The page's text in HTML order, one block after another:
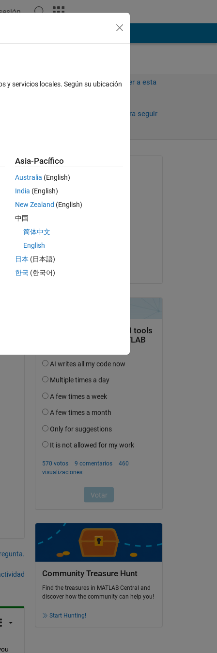
Iniciar sesión para responder a esta
Iniciar sesión para seguir
Ali Asghar
el 19 de Sept. de 2019
el 23 de Sept. de 2019
Aceptada:
Community Treasure Hunt
Find the treasures in MATLAB Central and
discover how the community can help you!
Start Hunting!
y servicios locales. Según su ubicación
Asia-Pacífico
Australia (English)
India (English)
New Zealand (English)
中国
简体中文
English
日本 (日本語)
한국 (한국어)